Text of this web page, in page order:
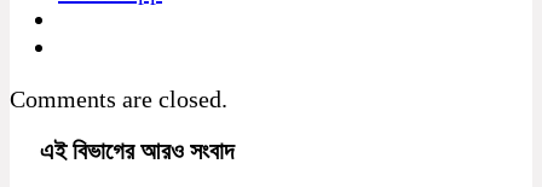
Comments are closed.
এই বিভাগের আরও সংবাদ